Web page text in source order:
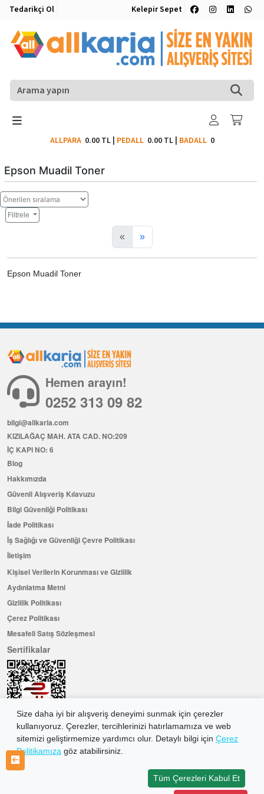
Tedarikçi Ol Kelepir Sepet
ALLPARA 0.00 TL| PEDALL 0.00 TL| BADALL0
Epson Muadil Toner
Filtrele
« »
Epson Muadil Toner
Size daha iyi bir alışveriş deneyimi sunmak için çerezler
kullanıyoruz. Çerezler, tercihlerinizi hatırlamamıza ve web
sitemizi geliştirmemize yardımcı olur. Detaylı bilgi için Çerez
Politikamıza göz atabilirsiniz.
Tüm Çerezleri Kabul Et
Hemen arayın!
0252 313 09 82
bilgi@allkaria.com
KIZILAĞAÇ MAH. ATA CAD. NO:209
İÇ KAPI NO: 6
Blog
Hakkımızda
Güvenli Alışveriş Kılavuzu
Bilgi Güvenliği Politikası
İade Politikası
İş Sağlığı ve Güvenliği Çevre Politikası
İletişim
Kişisel Verilerin Korunması ve Gizlilik
Aydınlatma Metni
Gizlilik Politikası
Çerez Politikası
Mesafeli Satış Sözleşmesi
Sertifikalar
Hemen Üye Olun ...ve 100 ₺ değerinde indirim kuponu kazanın